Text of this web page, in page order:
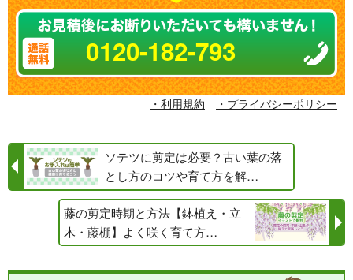
0120-182-793
・利用規約 ・プライバシーポリシー
ソテツに剪定は必要？古い葉の落
とし方のコツや育て方を解…
藤の剪定時期と方法【鉢植え・立
木・藤棚】よく咲く育て方…